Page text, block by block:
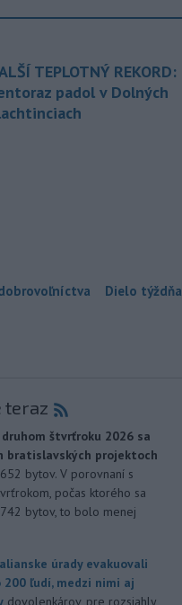
TEPLOTNÝ REKORD:
padol v Dolných
Dielo týždňa
teraz
druhom štvrťroku 2026 sa
bratislavských projektoch
bytov. V porovnaní s
počas ktorého sa
bytov, to bolo menej
úrady evakuovali
200 ľudí, medzi nimi aj
dovolenkárov, pre rozsiahly